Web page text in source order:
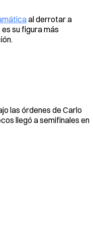
al derrotar a
su figura más
las órdenes de Carlo
llegó a semifinales en